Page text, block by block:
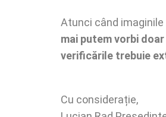
Atunci când
mai putem vorbi
verificările trebuie
Cu considerație,